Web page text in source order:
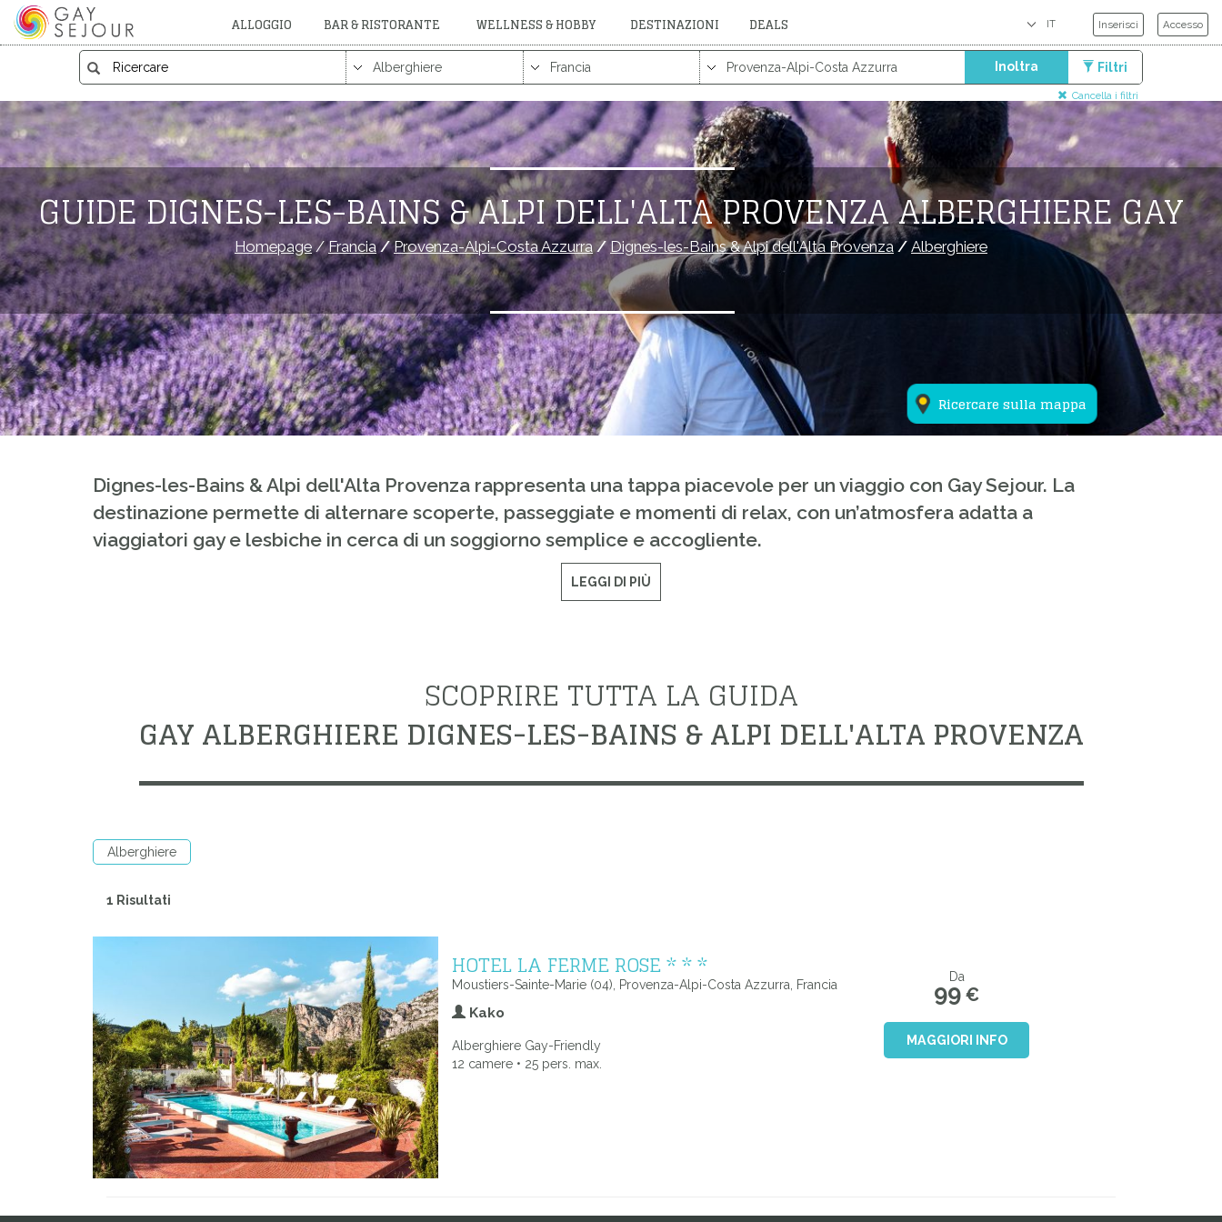
ALLOGGIO BAR & RISTORANTE WELLNESS & HOBBY DESTINAZIONI DEALS Inserisci Accesso
Inoltra Filtri
Cancella i filtri
Ricercare sulla mappa
GUIDE DIGNES-LES-BAINS & ALPI DELL'ALTA PROVENZA ALBERGHIERE GAY
Homepage/Francia/Provenza-Alpi-Costa Azzurra/Dignes-les-Bains & Alpi dell'Alta Provenza/Alberghiere
Dignes-les-Bains & Alpi dell'Alta Provenza rappresenta una tappa piacevole per un viaggio con Gay Sejour. La
destinazione permette di alternare scoperte, passeggiate e momenti di relax, con un’atmosfera adatta a
viaggiatori gay e lesbiche in cerca di un soggiorno semplice e accogliente.
LEGGI DI PIÙ
SCOPRIRE TUTTA LA GUIDA
GAY ALBERGHIERE DIGNES-LES-BAINS & ALPI DELL'ALTA PROVENZA
Alberghiere
1 Risultati
HOTEL LA FERME ROSE * * *
Moustiers-Sainte-Marie (04), Provenza-Alpi-Costa Azzurra, Francia
Kako
Alberghiere Gay-Friendly
12 camere • 25 pers. max.
Da
99 €
MAGGIORI INFO